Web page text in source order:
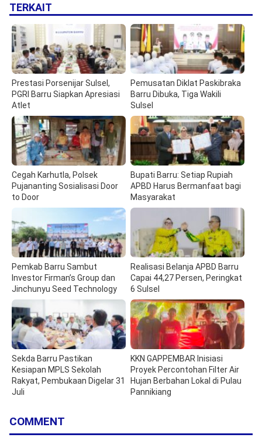
TERKAIT
Prestasi Porsenijar Sulsel,
PGRI Barru Siapkan Apresiasi
Atlet
Pemusatan Diklat Paskibraka
Barru Dibuka, Tiga Wakili
Sulsel
Cegah Karhutla, Polsek
Pujananting Sosialisasi Door
to Door
Bupati Barru: Setiap Rupiah
APBD Harus Bermanfaat bagi
Masyarakat
Pemkab Barru Sambut
Investor Firman’s Group dan
Jinchunyu Seed Technology
Realisasi Belanja APBD Barru
Capai 44,27 Persen, Peringkat
6 Sulsel
Sekda Barru Pastikan
Kesiapan MPLS Sekolah
Rakyat, Pembukaan Digelar 31
Juli
KKN GAPPEMBAR Inisiasi
Proyek Percontohan Filter Air
Hujan Berbahan Lokal di Pulau
Pannikiang
COMMENT